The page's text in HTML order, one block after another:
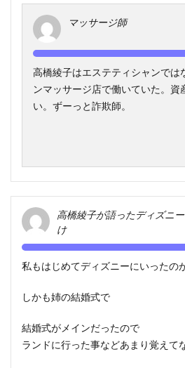
マッサージ師
高橋綾子はエステティシャンでは
ンマッサージ店で働いていた。資
い。ずーっと詐欺師。
高橋綾子が語ったディズニ
け
私もはじめてディズニーにいったの
しかも姉の結婚式で
結婚式がメインだったので
ランドに行った事などあまり覚えて